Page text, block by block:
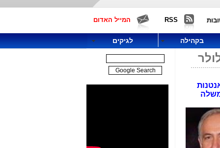
RSS המייל האדום
בקהילה לגיקים
אנטנות
את ראש הממשלה